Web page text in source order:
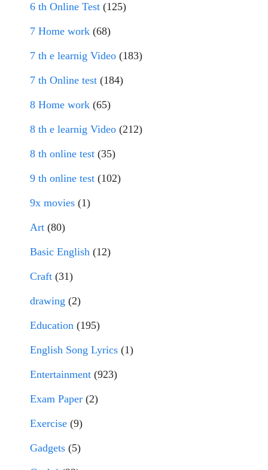
6 th Online Test (125)
7 Home work (68)
7 th e learnig Video (183)
7 th Online test (184)
8 Home work (65)
8 th e learnig Video (212)
8 th online test (35)
9 th online test (102)
9x movies (1)
Art (80)
Basic English (12)
Craft (31)
drawing (2)
Education (195)
English Song Lyrics (1)
Entertainment (923)
Exam Paper (2)
Exercise (9)
Gadgets (5)